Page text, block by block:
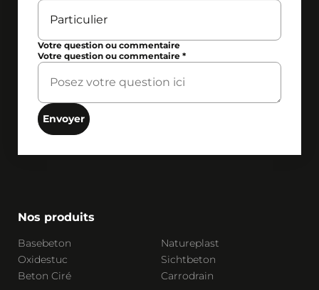
Votre question ou commentaire
Votre question ou commentaire*
Envoyer
Nos produits
Basebeton
Natureplast
Oxidestuc
Sichtbeton
Beton Ciré
Carrodrain